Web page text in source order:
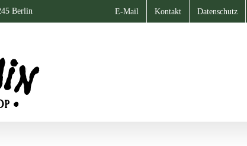
Berlin E-Mail Kontakt Datenschutz